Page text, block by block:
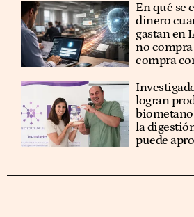
En qué se
dinero
gastan en
no
compra
logran
la
puede